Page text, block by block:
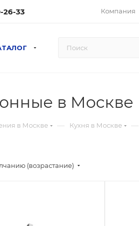
26-33 Компания
в Москве
в Москве — Кухня в Москве —
(возрастание)